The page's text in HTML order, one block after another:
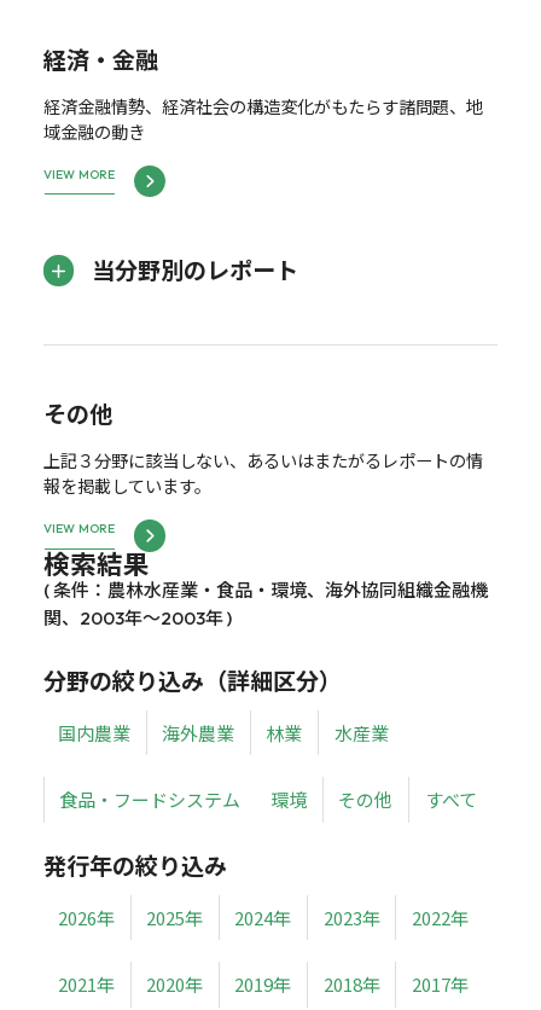
経済・金融
経済金融情勢、経済社会の構造変化がもたらす諸問題、地
域金融の動き
VIEW MORE
当分野別のレポート
その他
上記３分野に該当しない、あるいはまたがるレポートの情
報を掲載しています。
VIEW MORE
検索結果
( 条件：農林水産業・食品・環境、海外協同組織金融機
関、2003年～2003年 )
分野の絞り込み（詳細区分）
国内農業 海外農業 林業 水産業
食品・フードシステム 環境 その他 すべて
発行年の絞り込み
2026年 2025年 2024年 2023年 2022年
2021年 2020年 2019年 2018年 2017年